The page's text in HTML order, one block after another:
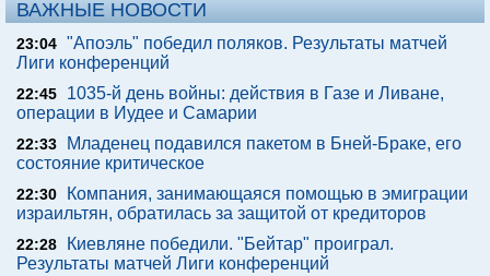
ВАЖНЫЕ НОВОСТИ
23:04 "Апоэль" победил поляков. Результаты матчей
Лиги конференций
22:45
1035-й день войны: действия в Газе и Ливане,
операции в Иудее и Самарии
22:33
Младенец подавился пакетом в Бней-Браке, его
состояние критическое
22:30
Компания, занимающаяся помощью в эмиграции
израильтян, обратилась за защитой от кредиторов
22:28
Киевляне победили. "Бейтар" проиграл.
Результаты матчей Лиги конференций